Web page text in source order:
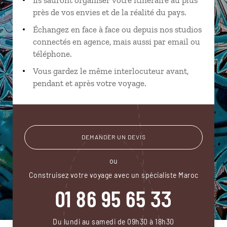
près de vos envies et de la réalité du pays.
Échangez en face à face ou depuis nos studios
connectés en agence, mais aussi par email ou
téléphone.
Vous gardez le même interlocuteur avant,
pendant et après votre voyage.
DEMANDER UN DEVIS
ou
Construisez votre voyage avec un spécialiste Maroc
01 86 95 65 33
Du lundi au samedi de 09h30 à 18h30